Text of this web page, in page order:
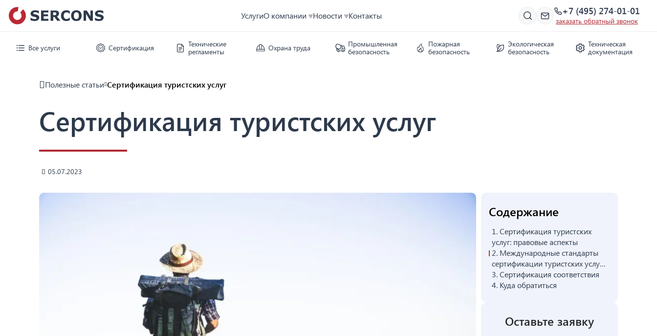
УслугиО компании Новости Контакты +7 (495) 274-01-01
заказать обратный звонок
Все услуги Сертификация
Технические
регламенты
Охрана труда
Промышленная
безопасность
Пожарная
безопасность
Экологическая
безопасность
Техническая
документация
Полезные статьи Сертификация туристских услуг
Сертификация туристских услуг
05.07.2023
Содержание
1.Сертификация туристских
услуг: правовые аспекты
2. Международные стандарты
сертификации туристских услуг
и аналогичные им в России
3.Сертификация соответствия
4. Куда обратиться
Оставьте заявку